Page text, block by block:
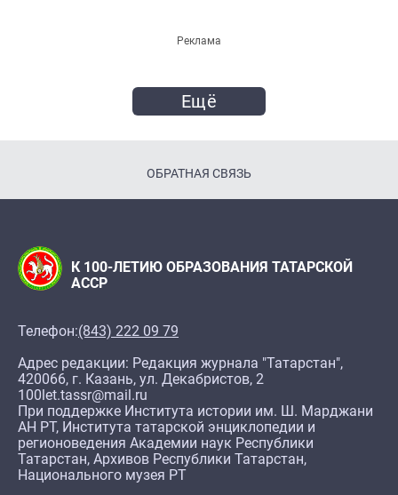
Реклама
Ещё
ОБРАТНАЯ СВЯЗЬ
К 100-ЛЕТИЮ ОБРАЗОВАНИЯ ТАТАРСКОЙ
АССР
Телефон:(843) 222 09 79
Адрес редакции: Редакция журнала "Татарстан",
420066, г. Казань, ул. Декабристов, 2
100let.tassr@mail.ru
При поддержке Института истории им. Ш. Марджани
АН РТ, Института татарской энциклопедии и
регионоведения Академии наук Республики
Татарстан, Архивов Республики Татарстан,
Национального музея РТ